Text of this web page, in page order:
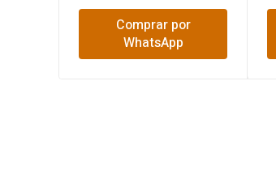
Comprar por
WhatsApp